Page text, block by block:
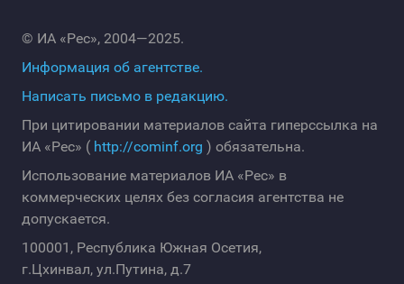
© ИА «Рес», 2004—2025.
Информация об агентстве.
Написать письмо в редакцию.
При цитировании материалов сайта гиперссылка на
ИА «Рес» ( http://cominf.org ) обязательна.
Использование материалов ИА «Рес» в
коммерческих целях без согласия агентства не
допускается.
100001, Республика Южная Осетия,
г.Цхинвал, ул.Путина, д.7